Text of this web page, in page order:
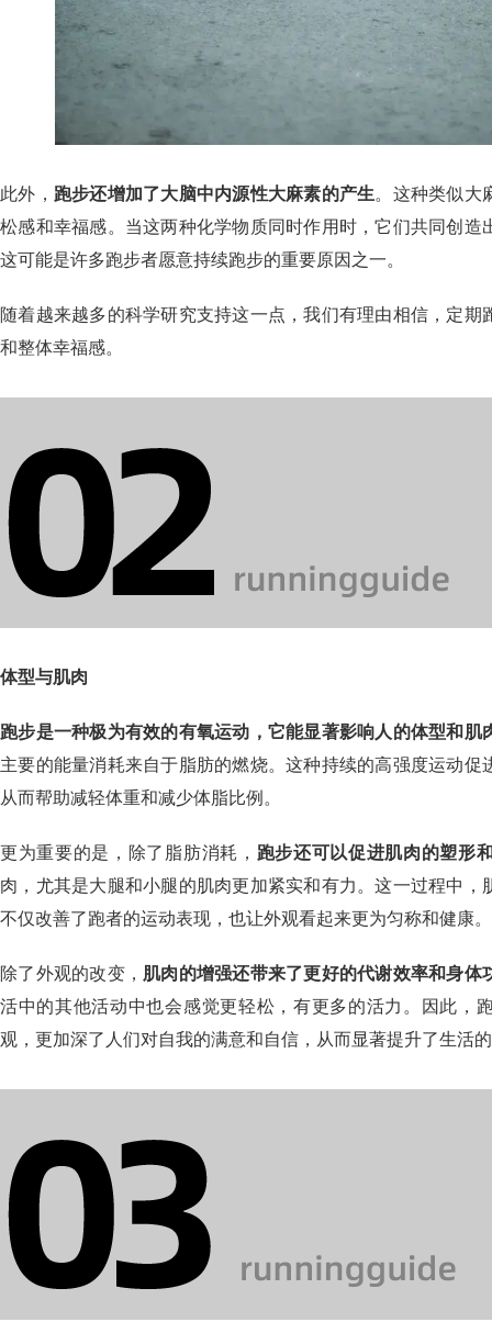
此外， 跑步还增加了大脑中内源性大麻素的产生。这种类似大
松感和幸福感。当这两种化学物质同时作用时，它们共同创造
这可能是许多跑步者愿意持续跑步的重要原因之一。
随着越来越多的科学研究支持这一点，我们有理由相信，定期
和整体幸福感。
体型与肌肉
跑步是一种极为有效的有氧运动，它能显著影响人的体型和肌
主要的能量消耗来自于脂肪的燃烧。这种持续的高强度运动促
从而帮助减轻体重和减少体脂比例。
更为重要的是，除了脂肪消耗， 跑步还可以促进肌肉的塑形
肉，尤其是大腿和小腿的肌肉更加紧实和有力。这一过程中，
不仅改善了跑者的运动表现，也让外观看起来更为匀称和健康。
除了外观的改变， 肌肉的增强还带来了更好的代谢效率和身体
活中的其他活动中也会感觉更轻松，有更多的活力。因此，
观，更加深了人们对自我的满意和自信，从而显著提升了生活